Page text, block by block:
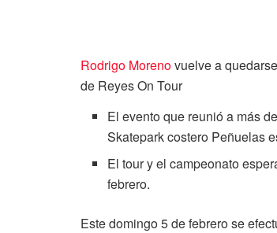
Rodrigo Morenovuelve a
de Reyes On Tour
El evento que reunió a más
Skatepark costero Peñuelas
El tour y el campeonato
febrero.
Este domingo 5 de febrero se